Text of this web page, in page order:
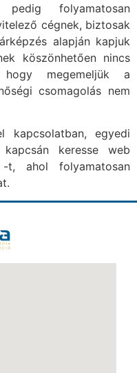
folyamatosan
cégnek, biztosak
alapján kapjuk
köszönhetően nincs
hogy megemeljük a
csomagolás nem
kapcsolatban, egyedi
keresse web
-t, ahol folyamatosan